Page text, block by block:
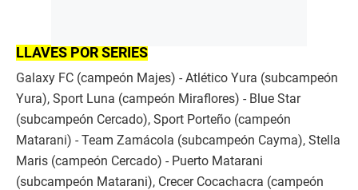
LLAVES POR SERIES
Galaxy FC (campeón Majes) - Atlético Yura (subcampeón
Yura), Sport Luna (campeón Miraflores) - Blue Star
(subcampeón Cercado), Sport Porteño (campeón
Matarani) - Team Zamácola (subcampeón Cayma), Stella
Maris (campeón Cercado) - Puerto Matarani
(subcampeón Matarani), Crecer Cocachacra (campeón